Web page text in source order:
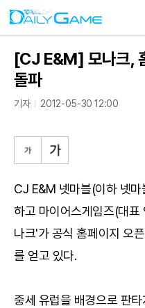
[CJ E&M] 모나크,
돌파
기자 2012-05-30 12:00
CJ E&M 넷마블(이하 넷
하고 마이어스게임즈(대
나크'가 공식 홈페이지 오
를 얻고 있다.
중세 유럽을 배경으로 판